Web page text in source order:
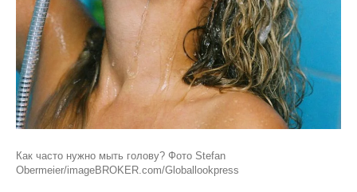
Как чаcто нужно мыть голову? Фото Stefan
Obermeier/imageBROKER.com/Globallookpress